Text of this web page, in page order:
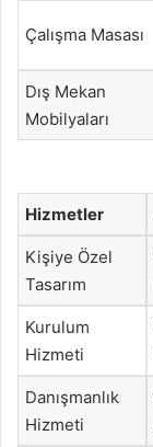
Çalışma Masası
Dış Mekan
Mobilyaları
Hizmetler
Kişiye Özel
Tasarım
Kurulum
Hizmeti
Danışmanlık
Hizmeti